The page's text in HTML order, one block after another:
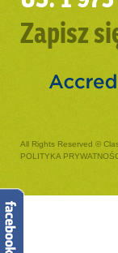
Zapisz
All Rights Reserved ©
POLITYKA